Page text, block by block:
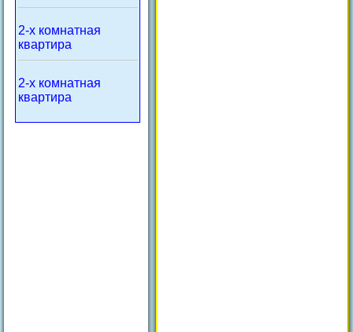
2-х комнатная
квартира
2-х комнатная
квартира